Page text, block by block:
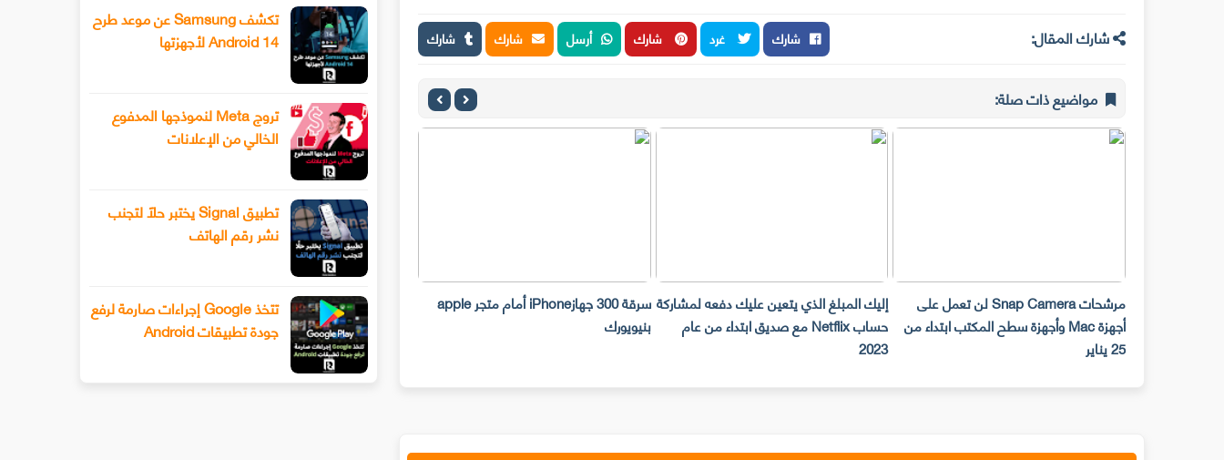
شارك المقال: شارك غرد شارك أرسل شارك شارك
مواضيع ذات صلة:
مرشحات Snap Camera لن تعمل على
أجهزة Mac وأجهزة سطح المكتب ابتداء من
25 يناير
إليك المبلغ الذي يتعين عليك دفعه لمشاركة
حساب Netflix مع صديق ابتداء من عام
2023
سرقة 300 جهازiPhone أمام متجر apple
بنيويورك
سيحصل هاتف Xiaomi 13 أخيرًا على عدسة
تليفوتوغرافي الفيديو المتقدمة باستخدام وضع
تكشف Samsung عن موعد طرح
Android 14 لأجهزتها
تروج Meta لنموذجها المدفوع
الخالي من الإعلانات
تطبيق Signal يختبر حلًا لتجنب
نشر رقم الهاتف
تتخذ Google إجراءات صارمة لرفع
جودة تطبيقات Android